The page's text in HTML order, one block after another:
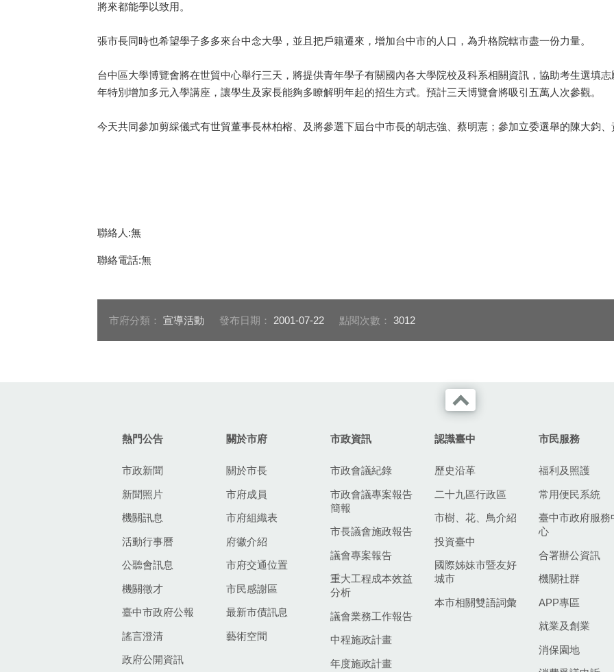
將來都能學以致用。
張市長同時也希望學子多多來台中念大學，並且把戶籍遷來，增加台中市的人口，為升格院轄市盡一份力量。
台中區大學博覽會將在世貿中心舉行三天，將提供青年學子有關國內各大學院校及科系相關資訊，協助考生選填
年特別增加多元入學講座，讓學生及家長能夠多瞭解明年起的招生方式。預計三天博覽會將吸引五萬人次參觀。
今天共同參加剪綵儀式有世貿董事長林柏榕、及將參選下屆台中市長的胡志強、蔡明憲；參加立委選舉的陳大鈞
聯絡人:無
聯絡電話:無
市府分類： 宣導活動 發布日期： 2001-07-22 點閱次數： 3012
熱門公告
市政新聞
新聞照片
機關訊息
活動行事曆
公聽會訊息
機關徵才
臺中市政府公報
謠言澄清
政府公開資訊
關於市府
關於市長
市府成員
市府組織表
府徽介紹
市府交通位置
市民感謝區
最新市債訊息
藝術空間
市政資訊
市政會議紀錄
市政會議專案報告
簡報
市長議會施政報告
議會專案報告
重大工程成本效益
分析
議會業務工作報告
中程施政計畫
年度施政計畫
認識臺中
歷史沿革
二十九區行政區
市樹、花、鳥介紹
投資臺中
國際姊妹市暨友好
城市
本市相關雙語詞彙
市民服務
福利及照護
常用便民系統
臺中市政府服務
心
合署辦公資訊
機關社群
APP專區
就業及創業
消保園地